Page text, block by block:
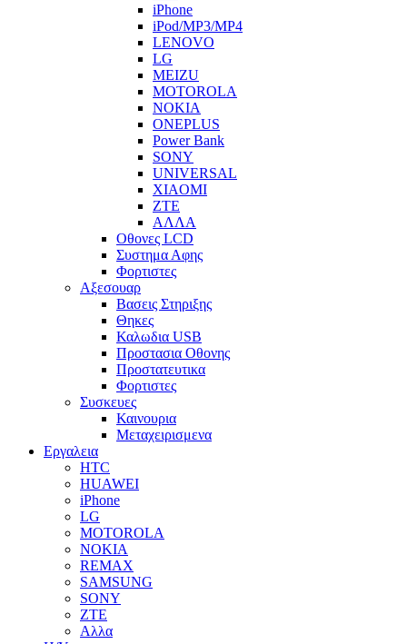
iPhone
iPod/MP3/MP4
LENOVO
LG
MEIZU
MOTOROLA
NOKIA
ONEPLUS
Power Bank
SONY
UNIVERSAL
XIAOMI
ZTE
ΑΛΛΑ
Οθονες LCD
Συστημα Αφης
Φορτιστες
Αξεσουαρ
Βασεις Στηριξης
Θηκες
Καλωδια USB
Προστασια Οθονης
Προστατευτικα
Φορτιστες
Συσκευες
Καινουρια
Μεταχειρισμενα
Εργαλεια
HTC
HUAWEI
iPhone
LG
MOTOROLA
NOKIA
REMAX
SAMSUNG
SONY
ZTE
Αλλα